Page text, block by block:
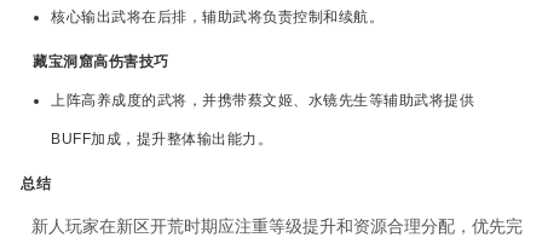
核心输出武将在后排，辅助武将负责控制和续航。
藏宝洞窟高伤害技巧
上阵高养成度的武将，并携带蔡文姬、水镜先生等辅助武将提供
BUFF加成，提升整体输出能力。
总结
新人玩家在新区开荒时期应注重等级提升和资源合理分配，优先完